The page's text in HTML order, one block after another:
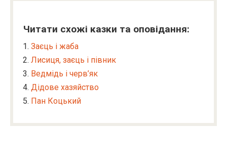
Читати схожі казки та оповідання:
Заєць і жаба
Лисиця, заєць і півник
Ведмідь і черв’як
Дідове хазяйство
Пан Коцький